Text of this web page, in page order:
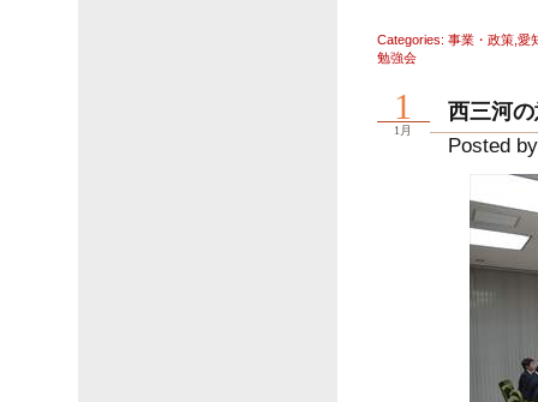
Categories: 事業・政策, 愛
勉強会
西三河
Posted
1
1月